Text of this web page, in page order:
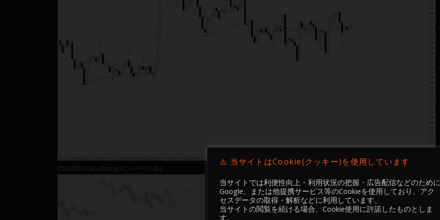
(DEVGRU Academyメンバーのみ)
⚠️ 当サイトはCookie(クッキー)を使用しています
当サイトでは利便性向上・利用状況の把握・広告配信などのために
Google、または他提携サービス等のCookieを使用しており、アク
セスデータの取得・解析などに利用しています。
当サイトの閲覧を続ける場合、Cookie使用に許諾したものとしま
す。